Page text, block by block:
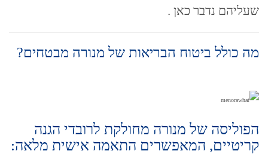
שעליהם נדבר כאן .
מה כולל ביטוח הבריאות של מנורה מבטחים?
הפוליסה של מנורה מחולקת לרובדי הגנה
קריטיים, המאפשרים התאמה אישית מלאה: